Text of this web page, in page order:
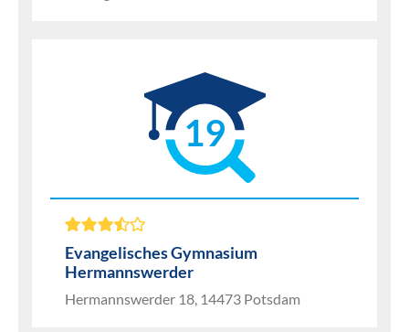
19
Evangelisches Gymnasium
Hermannswerder
Hermannswerder 18, 14473 Potsdam